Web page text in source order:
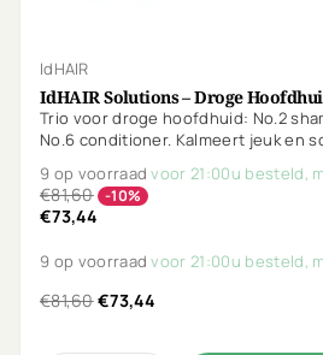
IdHAIR
IdHAIR Solutions – Droge
Trio voor droge hoofdhuid: No.2
No.6 conditioner. Kalmeert jeuk en
9 op voorraadvoor 21:00u besteld,
€81,60 -10%
€73,44
9 op voorraadvoor 21:00u besteld,
€81,60€73,44